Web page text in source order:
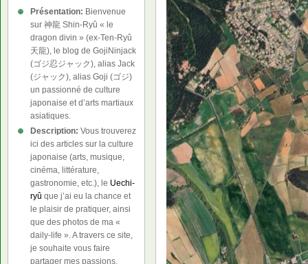
Présentation: Bienvenue
sur 神龍 Shin-Ryû « le
dragon divin » (ex-Ten-Ryû
天龍), le blog de GojiNinjack
(ゴジ忍ジャック), alias Jack
(ジャック), alias Goji (ゴジ)
un passionné de culture
japonaise et d’arts martiaux
asiatiques.
Description: Vous trouverez
ici des articles sur la culture
japonaise (arts, musique,
cinéma, littérature,
gastronomie, etc.), le Uechi-
ryû que j’ai eu la chance et
le plaisir de pratiquer, ainsi
que des photos de ma «
daily-life ». A travers ce site,
je souhaite vous faire
partager mes passions.